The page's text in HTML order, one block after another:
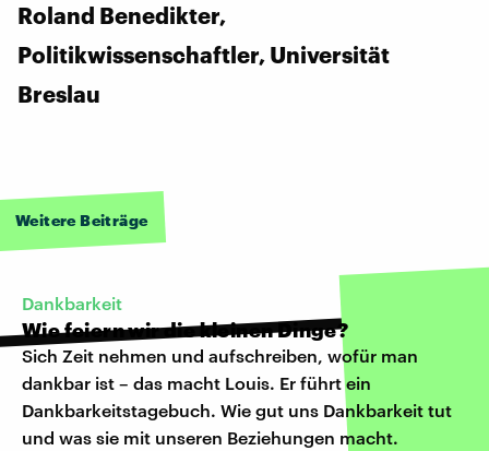
Roland Benedikter,
Politikwissenschaftler, Universität
Breslau
Weitere Beiträge
Dankbarkeit
Wie feiern wir die kleinen Dinge?
Sich Zeit nehmen und aufschreiben, wofür man
dankbar ist – das macht Louis. Er führt ein
Dankbarkeitstagebuch. Wie gut uns Dankbarkeit tut
und was sie mit unseren Beziehungen macht.